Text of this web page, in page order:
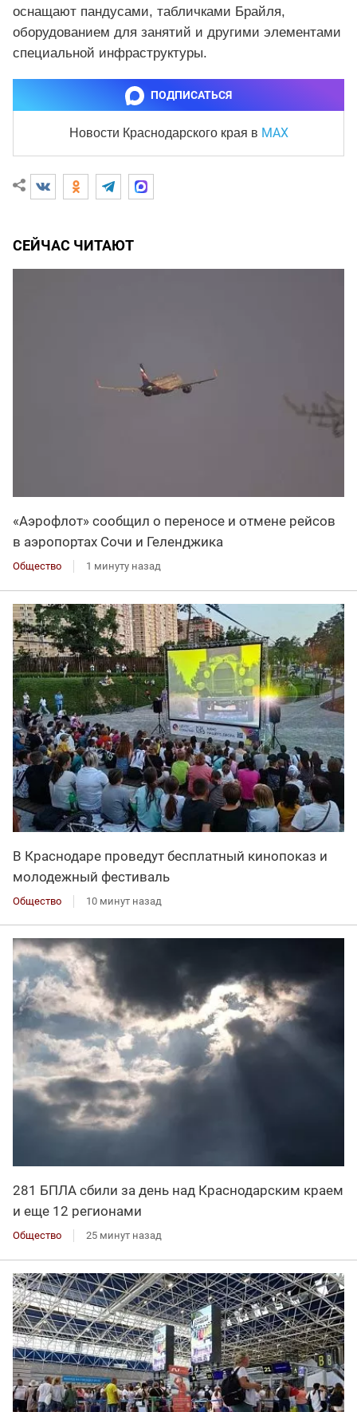
оснащают пандусами, табличками Брайля,
оборудованием для занятий и другими элементами
специальной инфраструктуры.
ПОДПИСАТЬСЯ
Новости Краснодарского края в MAX
СЕЙЧАС ЧИТАЮТ
«Аэрофлот» сообщил о переносе и отмене рейсов
в аэропортах Сочи и Геленджика
Общество 1 минуту назад
В Краснодаре проведут бесплатный кинопоказ и
молодежный фестиваль
Общество 10 минут назад
281 БПЛА сбили за день над Краснодарским краем
и еще 12 регионами
Общество 25 минут назад